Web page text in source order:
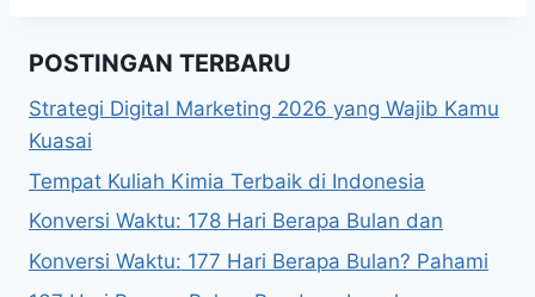
POSTINGAN TERBARU
Strategi Digital Marketing 2026 yang Wajib Kamu
Kuasai
Tempat Kuliah Kimia Terbaik di Indonesia
Konversi Waktu: 178 Hari Berapa Bulan dan
Konversi Waktu: 177 Hari Berapa Bulan? Pahami